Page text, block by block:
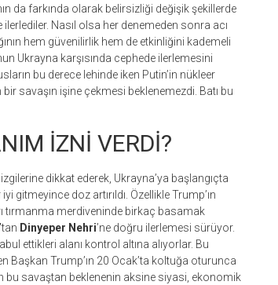
da farkında olarak belirsizliği değişik şekillerde
Nasıl olsa her denemeden sonra acı
hem güvenilirlik hem de etkinliğini kademeli
Ukrayna karşısında cephede ilerlemesini
bu derece lehinde iken Putin’in nükleer
savaşın işine çekmesi beklenemezdi. Batı bu
İZNİ VERDİ?
dikkat ederek, Ukrayna’ya başlangıçta
gitmeyince doz artırıldı. Özellikle Trump’ın
tırmanma merdiveninde birkaç basamak
tan Dinyeper Nehri’ne doğru ilerlemesi sürüyor.
ettikleri alanı kontrol altına alıyorlar. Bu
Başkan Trump’ın 20 Ocak’ta koltuğa oturunca
bu savaştan beklenenin aksine siyasi, ekonomik